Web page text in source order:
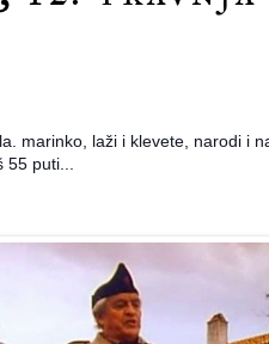
marinko, laži i klevete, narodi i
55 puti...